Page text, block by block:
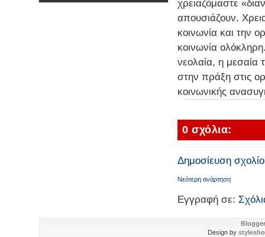
χρειαζόμαστε
απουσιάζουν.
κοινωνία και την
κοινωνία
νεολαία, η μεσαία
στην πράξη στις
κοινωνικής
0 σχόλια:
Δημοσίευση
Νεότερη ανάρτηση
Εγγραφή σε:
Design by